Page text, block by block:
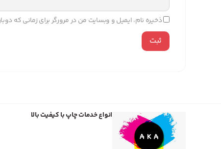
ذخیره نام، ایمیل و وبسایت من در مرورگر برای زمانی که
انواع خدمات چاپ با کیفیت بالا